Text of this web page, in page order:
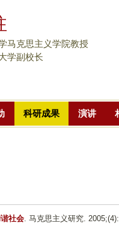
主
马克思主义学院教授
学副校长
科研成果 演讲
社会. 马克思主义研究.